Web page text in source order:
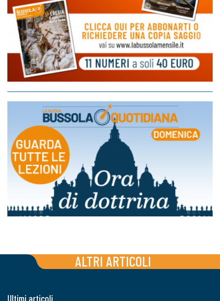
ALTRI ARTICOLI
Ultimi articoli